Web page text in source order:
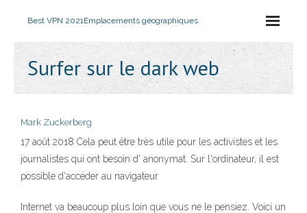
Best VPN 2021Emplacements géographiques
Surfer sur le dark web
Mark Zuckerberg
17 août 2018 Cela peut être très utile pour les activistes et les
journalistes qui ont besoin d' anonymat. Sur l'ordinateur, il est
possible d'accéder au navigateur
Internet va beaucoup plus loin que vous ne le pensiez. Voici un